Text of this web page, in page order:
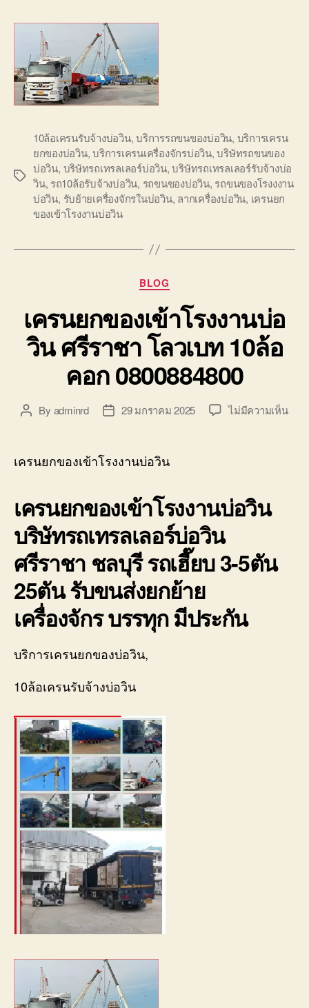
Tags
10ล้อเครนรับจ้างบ่อวิน,บริการรถขนของบ่อวิน, บริการเครน
ยกของบ่อวิน,บริการเครนเครื่องจักรบ่อวิน,บริษัทรถขนของ
บ่อวิน, บริษัทรถเทรลเลอร์บ่อวิน,บริษัทรถเทรลเลอร์รับจ้างบ่อ
วิน, รถ10ล้อรับจ้างบ่อวิน, รถขนของบ่อวิน, รถขนของโรงงงาน
บ่อวิน, รับย้ายเครื่องจักรในบ่อวิน, ลากเครื่องบ่อวิน, เครนยก
ของเข้าโรงงานบ่อวิน
Categories
BLOG
เครนยกของเข้าโรงงานบ่อ
วิน ศรีราชา โลวเบท 10ล้อ
คอก 0800884800
PostBy adminrd
Post29 มกราคม 2025 ไม่มีความเห็นบน
เครนยกของเข้าโรงงานบ่อวิน
เครนยกของเข้าโรงงานบ่อวิน
บริษัทรถเทรลเลอร์บ่อวิน
ศรีราชา ชลบุรี รถเฮี๊ยบ 3-5ตัน
25ตัน รับขนส่งยกย้าย
เครื่องจักร บรรทุก มีประกัน
บริการเครนยกของบ่อวิน,
10ล้อเครนรับจ้างบ่อวิน